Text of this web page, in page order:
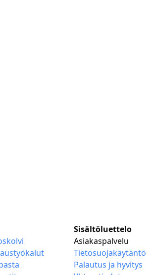
Sisältöluettelo
Asiakaspalvelu
Tietosuojakäytäntö
Palautus ja hyvitys